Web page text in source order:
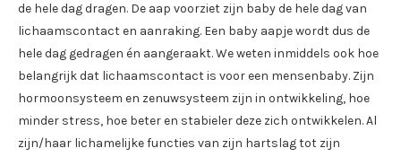
de hele dag dragen. De aap voorziet zijn baby de hele dag van
lichaamscontact en aanraking. Een baby aapje wordt dus de
hele dag gedragen én aangeraakt. We weten inmiddels ook hoe
belangrijk dat lichaamscontact is voor een mensenbaby. Zijn
hormoonsysteem en zenuwsysteem zijn in ontwikkeling, hoe
minder stress, hoe beter en stabieler deze zich ontwikkelen. Al
zijn/haar lichamelijke functies van zijn hartslag tot zijn